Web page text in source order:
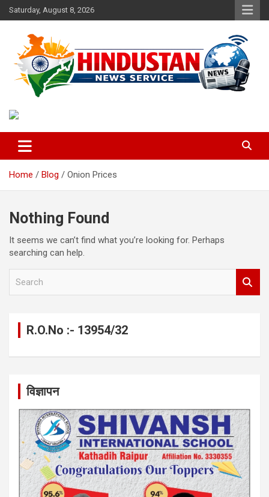
Skip
to
Saturday, August 8, 2026
Hindustan News Service
Home Blog Onion Prices
Nothing Found
It seems we can’t find what you’re looking for. Perhaps
searching can help.
R.O.No :- 13954/32
विज्ञापन